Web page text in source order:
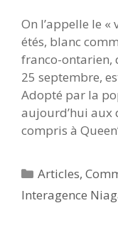
On l’appelle le «
étés, blanc
franco-ontarien,
25 septembre,
Adopté par la
aujourd’hui aux
compris à
Catégories
Articles,
Interagence